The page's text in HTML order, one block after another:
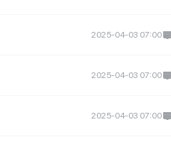
2025-04-03 07:00
2025-04-03 07:00
2025-04-03 07:00